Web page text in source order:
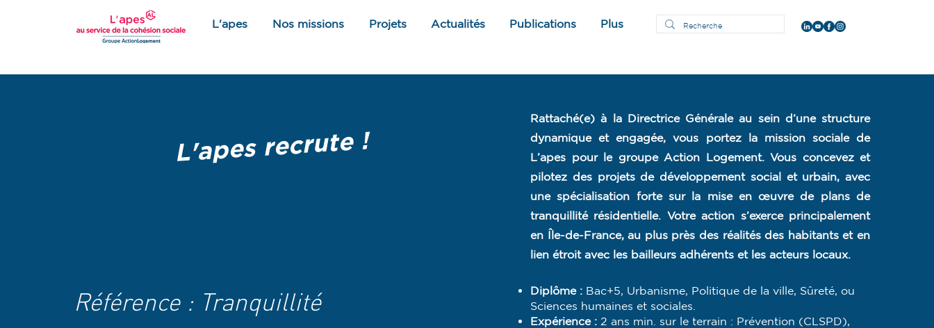
L'apes Nos missions Projets Actualités Publications Plus
L'apes recrute !
Référence : Tranquillité
Rattaché(e) à la Directrice Générale au sein d’une structure
dynamique et engagée, vous portez la mission sociale de
L’apes pour le groupe Action Logement. Vous concevez et
pilotez des projets de développement social et urbain, avec
une spécialisation forte sur la mise en œuvre de plans de
tranquillité résidentielle. Votre action s’exerce principalement
en Île-de-France, au plus près des réalités des habitants et en
lien étroit avec les bailleurs adhérents et les acteurs locaux.
Diplôme : Bac+5, Urbanisme, Politique de la ville, Sûreté, ou
Sciences humaines et sociales.
Expérience : 2 ans min. sur le terrain : Prévention (CLSPD),